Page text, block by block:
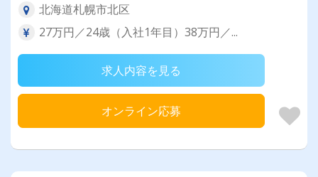
北海道札幌市北区
27万円／24歳（入社1年目）38万円／...
求人内容を見る
オンライン応募